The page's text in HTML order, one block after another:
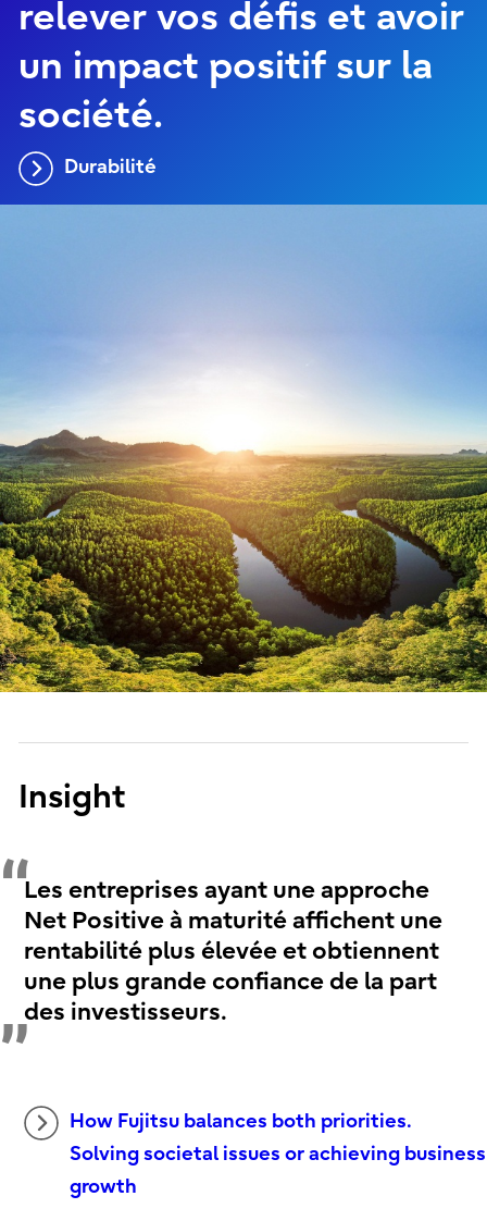
relever vos défis et avoir
un impact positif sur la
société.
Durabilité
Insight
Les entreprises ayant une approche
Net Positive à maturité affichent une
rentabilité plus élevée et obtiennent
une plus grande confiance de la part
des investisseurs.
How Fujitsu balances both priorities.
Solving societal issues or achieving business
growth